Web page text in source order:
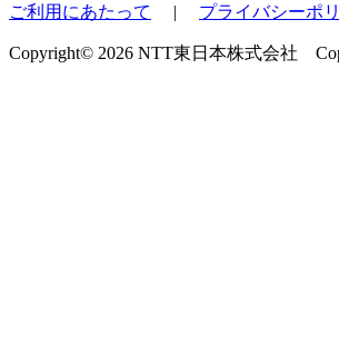
ご利用にあたって | プライバシーポ
Copyright© 2026 NTT東日本株式会社